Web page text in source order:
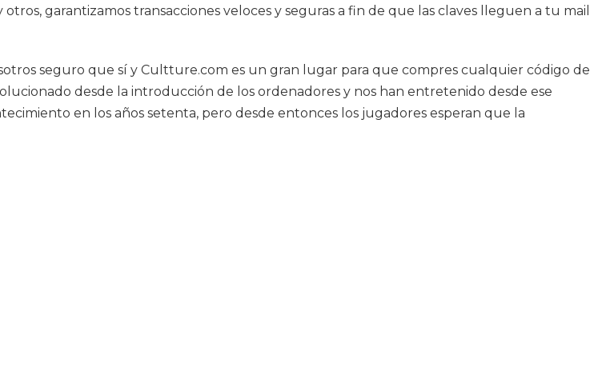
otros, garantizamos transacciones veloces y seguras a fin de que las claves lleguen a tu mail
seguro que sí y Cultture.com es un gran lugar para que compres cualquier código de
desde la introducción de los ordenadores y nos han entretenido desde ese
en los años setenta, pero desde entonces los jugadores esperan que la